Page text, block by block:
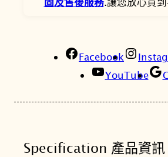
A
2
0
2
粉
Facebook
YouTube
Specification 產品資訊